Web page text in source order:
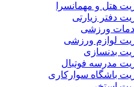
هتل و مهمانسرا
دفتر زیارتی
ورزشی
لوازم ورزشی
بدنسازی
مدرسه فوتبال
باشگاه سوارکاری